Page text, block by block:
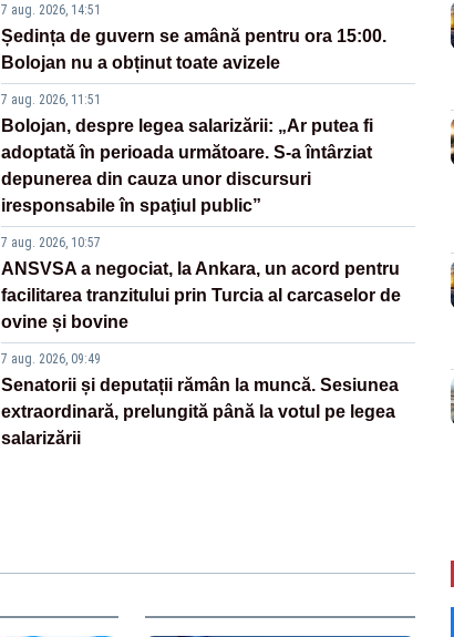
7 aug. 2026, 14:51
Ședința de guvern se amână pentru ora 15:00.
Bolojan nu a obținut toate avizele
7 aug. 2026, 11:51
Bolojan, despre legea salarizării: „Ar putea fi
adoptată în perioada următoare. S-a întârziat
depunerea din cauza unor discursuri
iresponsabile în spaţiul public”
7 aug. 2026, 10:57
ANSVSA a negociat, la Ankara, un acord pentru
facilitarea tranzitului prin Turcia al carcaselor de
ovine și bovine
7 aug. 2026, 09:49
Senatorii și deputații rămân la muncă. Sesiunea
extraordinară, prelungită până la votul pe legea
salarizării